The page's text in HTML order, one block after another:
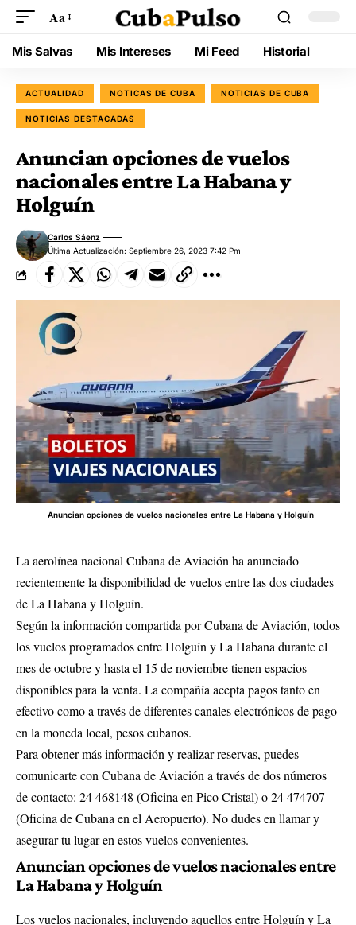
Aa
Mis Salvas Mis Intereses Mi Feed Historial
ACTUALIDAD NOTICAS DE CUBA NOTICIAS DE CUBA
NOTICIAS DESTACADAS
Anuncian opciones de vuelos
nacionales entre La Habana y
Holguín
Última Actualización: Septiembre 26, 2023 7:42 Pm
Carlos Sáenz
Anuncian opciones de vuelos nacionales entre La Habana y Holguín
La aerolínea nacional Cubana de Aviación ha anunciado
recientemente la disponibilidad de vuelos entre las dos ciudades
de La Habana y Holguín.
Según la información compartida por Cubana de Aviación, todos
los vuelos programados entre Holguín y La Habana durante el
mes de octubre y hasta el 15 de noviembre tienen espacios
disponibles para la venta. La compañía acepta pagos tanto en
efectivo como a través de diferentes canales electrónicos de pago
en la moneda local, pesos cubanos.
Para obtener más información y realizar reservas, puedes
comunicarte con Cubana de Aviación a través de dos números
de contacto: 24 468148 (Oficina en Pico Cristal) o 24 474707
(Oficina de Cubana en el Aeropuerto). No dudes en llamar y
asegurar tu lugar en estos vuelos convenientes.
Anuncian opciones de vuelos nacionales entre
La Habana y Holguín
Los vuelos nacionales, incluyendo aquellos entre Holguín y La